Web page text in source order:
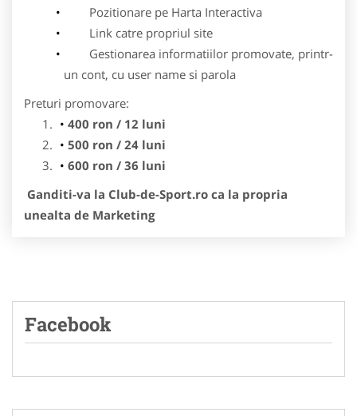
Pozitionare pe Harta Interactiva
Link catre propriul site
Gestionarea informatiilor promovate, printr-
un cont, cu user name si parola
Preturi promovare:
400 ron / 12 luni
500 ron / 24 luni
600 ron / 36 luni
Ganditi-va la Club-de-Sport.ro ca la propria
unealta de Marketing
Facebook